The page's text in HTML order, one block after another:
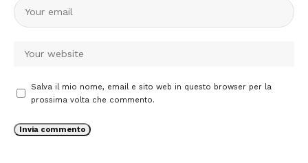
Salva il mio nome, email e sito web in questo browser per la
prossima volta che commento.